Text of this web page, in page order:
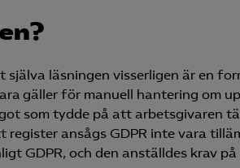
läsningen visserligen är en
gäller för manuell hantering om
som tydde på att arbetsgivaren
ansågs GDPR inte vara
GDPR, och den anställdes krav